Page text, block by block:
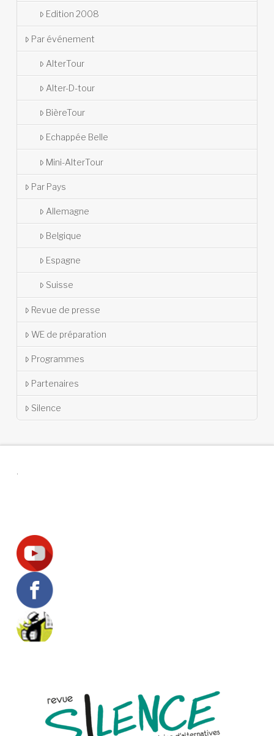
Edition 2008
Par événement
AlterTour
Alter-D-tour
BièreTour
Echappée Belle
Mini-AlterTour
Par Pays
Allemagne
Belgique
Espagne
Suisse
Revue de presse
WE de préparation
Programmes
Partenaires
Silence